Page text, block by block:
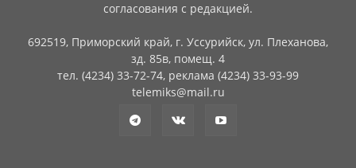
согласования с редакцией.
692519, Приморский край, г. Уссурийск, ул. Плеханова,
зд. 85в, помещ. 4
тел. (4234) 33-72-74, реклама (4234) 33-93-99
telemiks@mail.ru